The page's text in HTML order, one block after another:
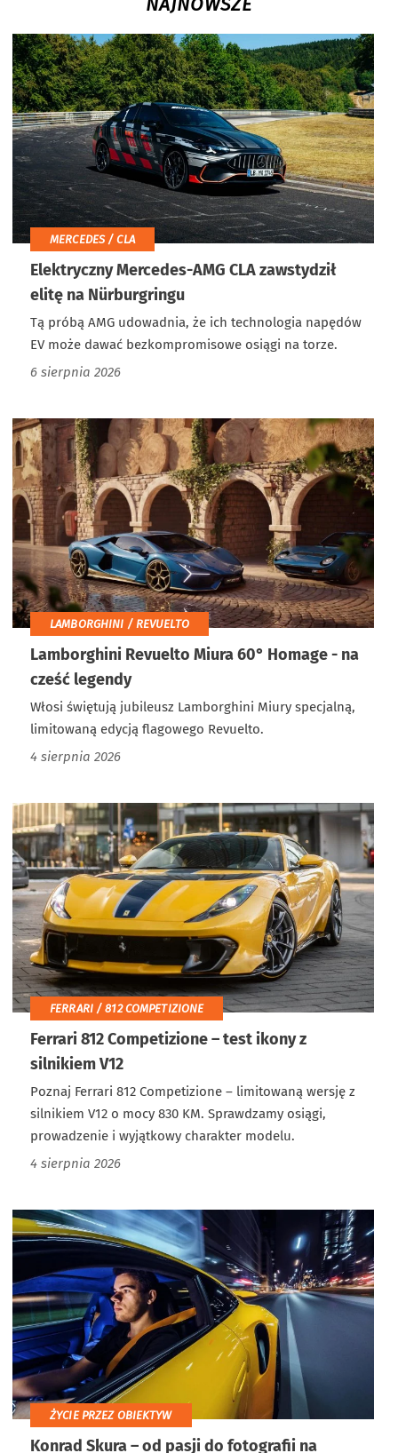
NAJNOWSZE
MERCEDES / CLA
Elektryczny Mercedes-AMG CLA zawstydził
elitę na Nürburgringu
Tą próbą AMG udowadnia, że ich technologia napędów
EV może dawać bezkompromisowe osiągi na torze.
6 sierpnia 2026
LAMBORGHINI / REVUELTO
Lamborghini Revuelto Miura 60° Homage - na
cześć legendy
Włosi świętują jubileusz Lamborghini Miury specjalną,
limitowaną edycją flagowego Revuelto.
4 sierpnia 2026
FERRARI / 812 COMPETIZIONE
Ferrari 812 Competizione – test ikony z
silnikiem V12
Poznaj Ferrari 812 Competizione – limitowaną wersję z
silnikiem V12 o mocy 830 KM. Sprawdzamy osiągi,
prowadzenie i wyjątkowy charakter modelu.
4 sierpnia 2026
ŻYCIE PRZEZ OBIEKTYW
Konrad Skura – od pasji do fotografii na